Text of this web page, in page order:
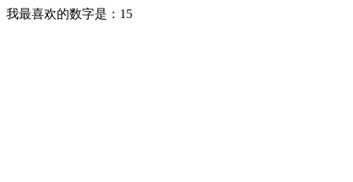
我最喜欢的数字是：15